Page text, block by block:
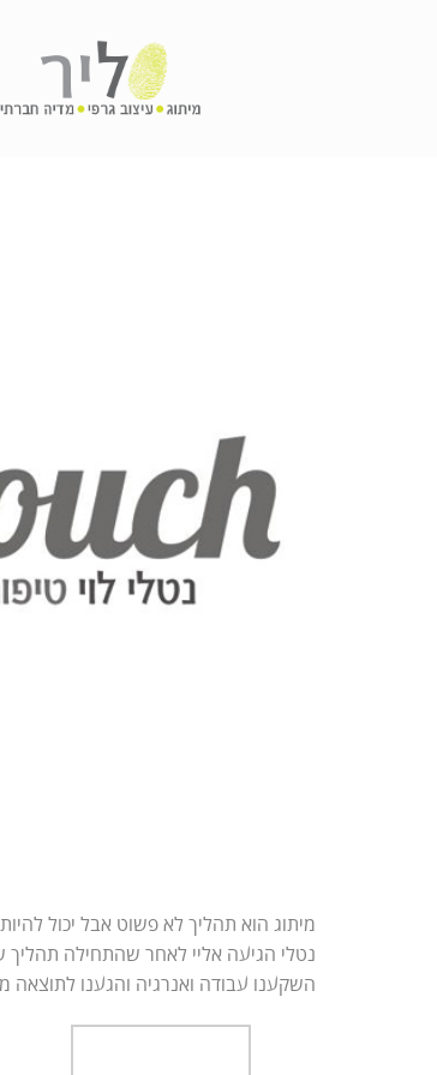
מיתוג הוא תהליך לא פשוט אבל יכול
נטלי הגיעה אליי לאחר שהתחילה
השקענו עבודה ואנרגיה והגענו